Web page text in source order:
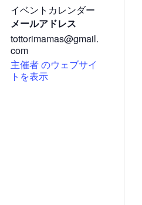
イベントカレンダー
メールアドレス
tottorimamas@gmail.
com
主催者 のウェブサイ
トを表示